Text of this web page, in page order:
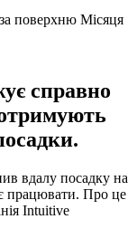
справно
вдалу посадку на
працювати. Про це
Intuitive